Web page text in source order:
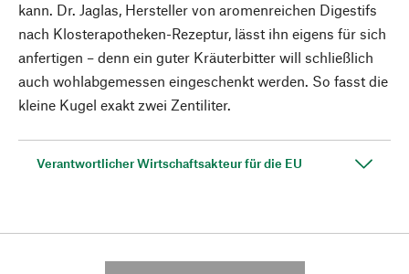
kann. Dr. Jaglas, Hersteller von aromenreichen Digestifs
nach Klosterapotheken-Rezeptur, lässt ihn eigens für sich
anfertigen – denn ein guter Kräuterbitter will schließlich
auch wohlabgemessen eingeschenkt werden. So fasst die
kleine Kugel exakt zwei Zentiliter.
Verantwortlicher Wirtschaftsakteur für die EU